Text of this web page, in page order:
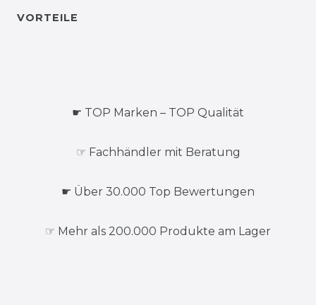
VORTEILE
☛ TOP Marken – TOP Qualität
☞ Fachhändler mit Beratung
☛ Über 30.000 Top Bewertungen
☞ Mehr als 200.000 Produkte am Lager